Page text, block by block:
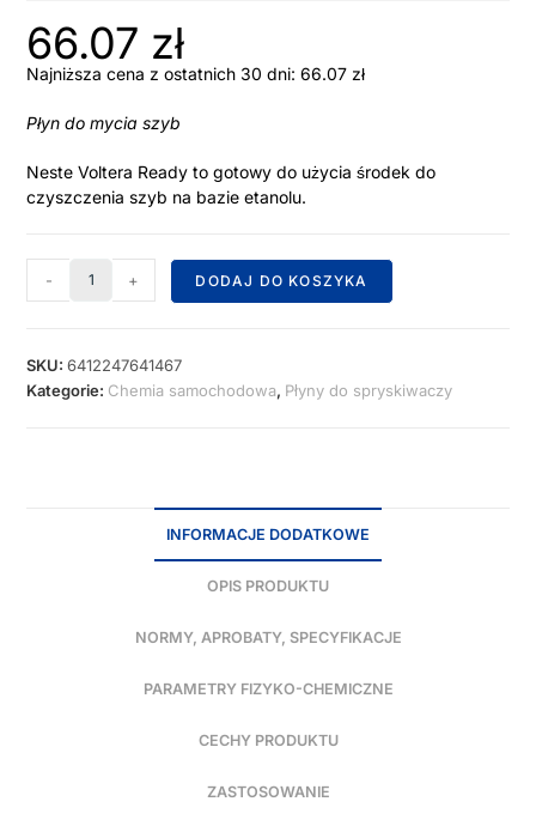
66.07 zł
Najniższa cena z ostatnich 30 dni:66.07 zł
Płyn do mycia szyb
Neste Voltera Ready to gotowy do użycia środek do
czyszczenia szyb na bazie etanolu.
- + DODAJ DO KOSZYKA
SKU:6412247641467
Kategorie: Chemia samochodowa, Płyny do spryskiwaczy
INFORMACJE DODATKOWE
OPIS PRODUKTU
NORMY, APROBATY, SPECYFIKACJE
PARAMETRY FIZYKO-CHEMICZNE
CECHY PRODUKTU
ZASTOSOWANIE